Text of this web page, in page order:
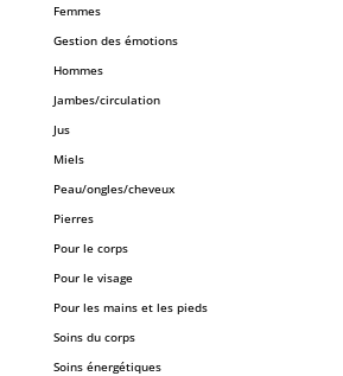
Femmes
Gestion des émotions
Hommes
Jambes/circulation
Jus
Miels
Peau/ongles/cheveux
Pierres
Pour le corps
Pour le visage
Pour les mains et les pieds
Soins du corps
Soins énergétiques